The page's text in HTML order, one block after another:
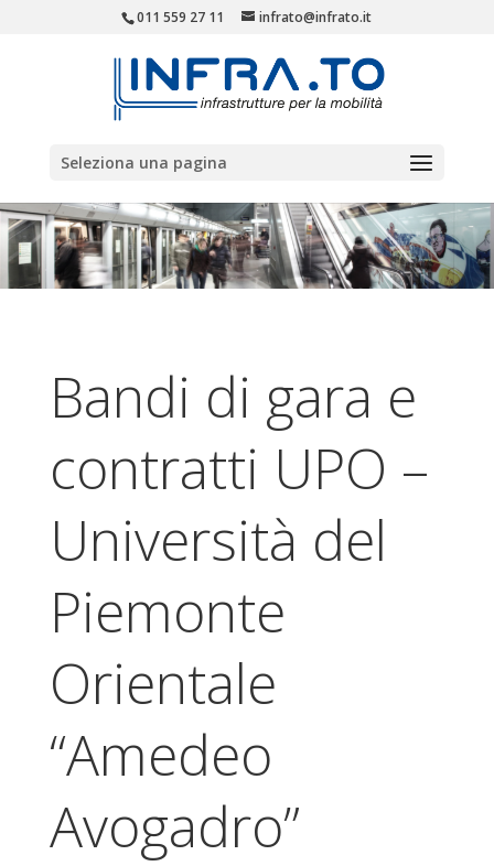
011 559 27 11 infrato@infrato.it
Seleziona una pagina
Bandi di gara e
contratti UPO –
Università del
Piemonte
Orientale
“Amedeo
Avogadro”